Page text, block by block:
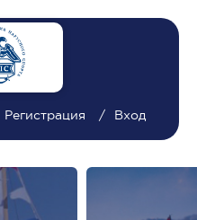
Регистрация Вход